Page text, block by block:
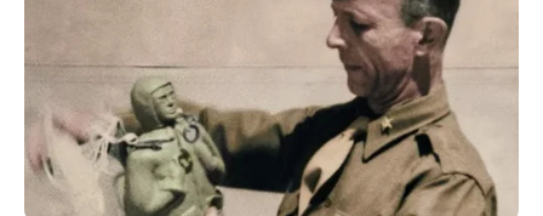
Suspenden
temporalmente la
recolección de basura en
Ibagué debido a la
temporada invernal
BASURAS